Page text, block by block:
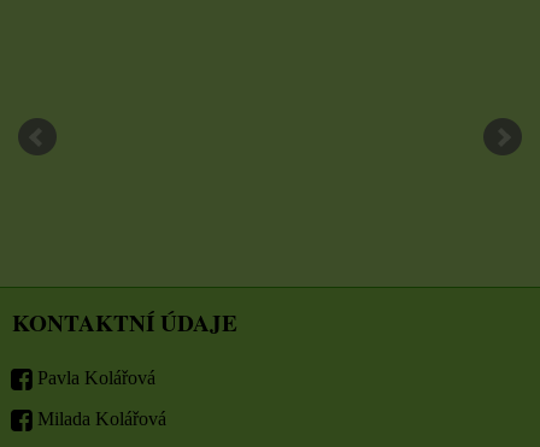
KONTAKTNÍ ÚDAJE
Pavla Kolářová
Milada Kolářová